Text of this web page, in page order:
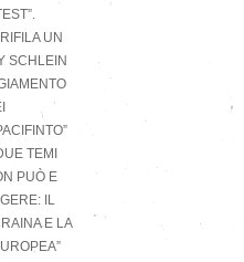
UN
SCHLEIN
TEMI
PUÒ E
IL
E LA